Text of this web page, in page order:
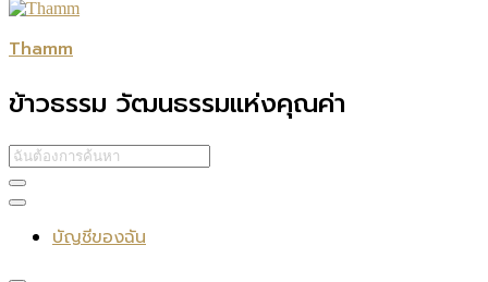
Thamm
ข้าวธรรม วัฒนธรรมแห่งคุณค่า
บัญชีของฉัน